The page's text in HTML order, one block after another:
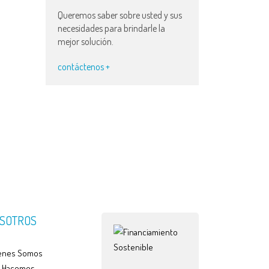
Queremos saber sobre usted y sus
necesidades para brindarle la
mejor solución.
contáctenos +
Somos